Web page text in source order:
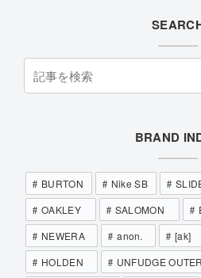
BRAND
BURTON Nike SB
OAKLEY
SALOMON
NEWERA
anon. [ak]
HOLDEN
UNFUDGE